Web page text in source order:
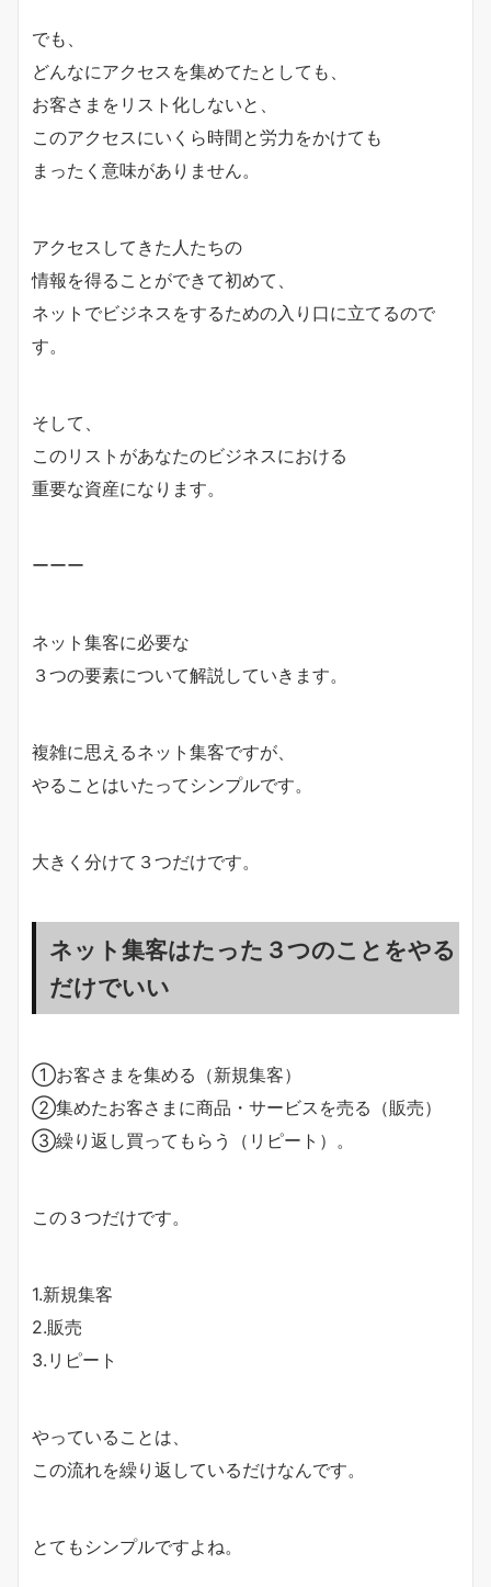
でも、
どんなにアクセスを集めてたとしても、
お客さまをリスト化しないと、
このアクセスにいくら時間と労力をかけても
まったく意味がありません。
アクセスしてきた人たちの
情報を得ることができて初めて、
ネットでビジネスをするための入り口に立てるので
す。
そして、
このリストがあなたのビジネスにおける
重要な資産になります。
ーーー
ネット集客に必要な
３つの要素について解説していきます。
複雑に思えるネット集客ですが、
やることはいたってシンプルです。
大きく分けて３つだけです。
ネット集客はたった３つのことをやる
だけでいい
①お客さまを集める（新規集客）
②集めたお客さまに商品・サービスを売る（販売）
③繰り返し買ってもらう（リピート）。
この３つだけです。
1.新規集客
2.販売
3.リピート
やっていることは、
この流れを繰り返しているだけなんです。
とてもシンプルですよね。